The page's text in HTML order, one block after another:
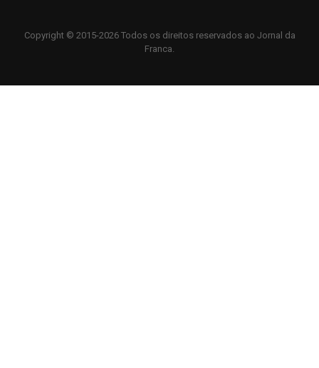
Copyright © 2015-2026 Todos os direitos reservados ao Jornal da
Franca.